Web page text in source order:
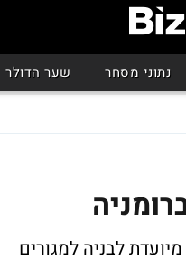
נתוני מסחר שער הדולר